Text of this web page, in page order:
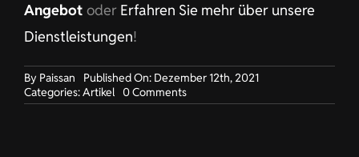
Angebot oder Erfahren Sie mehr über unsere
Dienstleistungen!
By Paissan
Published On: Dezember 12th, 2021
Categories:Artikel 0 Commentson
Nachhaltige